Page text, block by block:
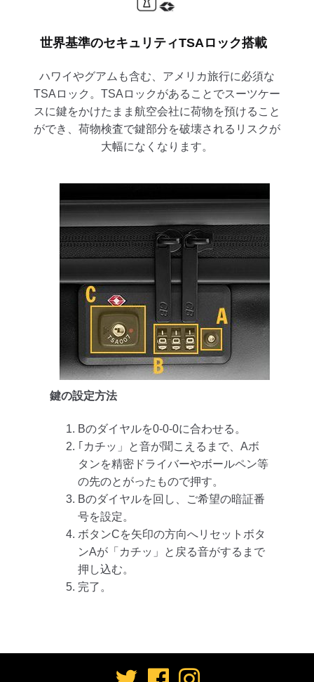
世界基準のセキュリティTSAロック搭載
ハワイやグアムも含む、アメリカ旅行に必須な
TSAロック。TSAロックがあることでスーツケー
スに鍵をかけたまま航空会社に荷物を預けること
ができ、荷物検査で鍵部分を破壊されるリスクが
大幅になくなります。
鍵の設定方法
Bのダイヤルを0-0-0に合わせる。
｢カチッ」と音が聞こえるまで、Aボ
タンを精密ドライバーやボールペン等
の先のとがったもので押す。
Bのダイヤルを回し、ご希望の暗証番
号を設定。
ボタンCを矢印の方向へリセットボタ
ンAが「カチッ」と戻る音がするまで
押し込む。
完了。